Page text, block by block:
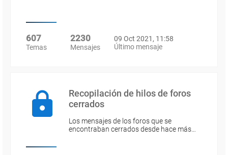
607
Temas
2230
Mensajes
09 Oct 2021, 11:58
Último mensaje
Recopilación de hilos de foros
cerrados
Los mensajes de los foros que se
encontraban cerrados desde hace más…